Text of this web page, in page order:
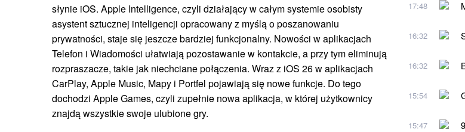
słynie iOS. Apple Intelligence, czyli działający w całym systemie osobisty
asystent sztucznej inteligencji opracowany z myślą o poszanowaniu
prywatności, staje się jeszcze bardziej funkcjonalny. Nowości w aplikacjach
Telefon i Wiadomości ułatwiają pozostawanie w kontakcie, a przy tym eliminują
rozpraszacze, takie jak niechciane połączenia. Wraz z iOS 26 w aplikacjach
CarPlay, Apple Music, Mapy i Portfel pojawiają się nowe funkcje. Do tego
dochodzi Apple Games, czyli zupełnie nowa aplikacja, w której użytkownicy
znajdą wszystkie swoje ulubione gry.
17:48
16:32
16:32
15:54
15:47